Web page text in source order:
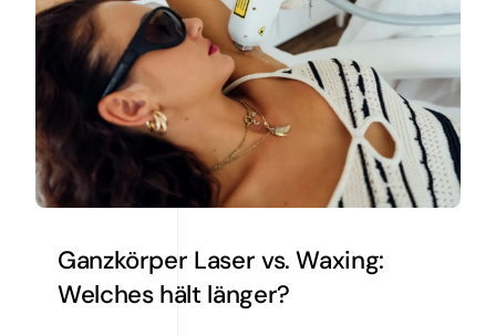
Ganzkörper Laser vs. Waxing:
Welches hält länger?